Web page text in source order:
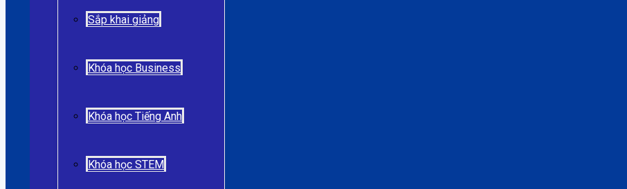
Sắp khai giảng
Khóa học Business
Khóa học Tiếng Anh
Khóa học STEM